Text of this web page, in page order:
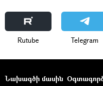
Rutube Telegram
Նախագծի մասին